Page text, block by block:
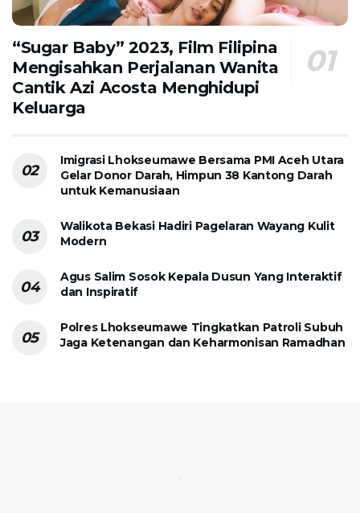
“Sugar Baby” 2023, Film Filipina
Mengisahkan Perjalanan Wanita
Cantik Azi Acosta Menghidupi
Keluarga
Imigrasi Lhokseumawe Bersama PMI Aceh Utara
Gelar Donor Darah, Himpun 38 Kantong Darah
untuk Kemanusiaan
Walikota Bekasi Hadiri Pagelaran Wayang Kulit
Modern
Agus Salim Sosok Kepala Dusun Yang Interaktif
dan Inspiratif
Polres Lhokseumawe Tingkatkan Patroli Subuh
Jaga Ketenangan dan Keharmonisan Ramadhan